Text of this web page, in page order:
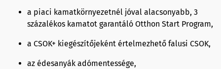
a piaci kamatkörnyezetnél jóval alacsonyabb, 3
százalékos kamatot garantáló Otthon Start Program,
a CSOK+ kiegészítőjeként értelmezhető falusi CSOK,
az édesanyák adómentessége,